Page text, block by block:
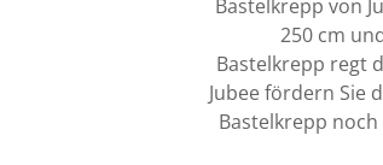
Bastelkrepp von
250 cm
Bastelkrepp regt
Jubee fördern Sie
Bastelkrepp